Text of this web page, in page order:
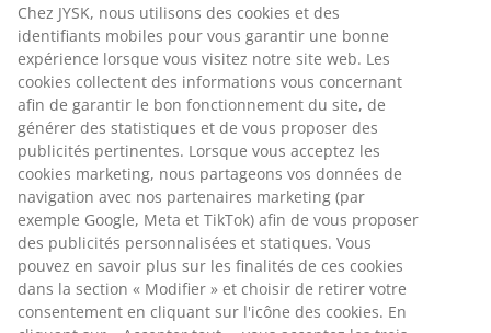
Chez JYSK, nous utilisons des cookies et des
identifiants mobiles pour vous garantir une bonne
expérience lorsque vous visitez notre site web. Les
cookies collectent des informations vous concernant
afin de garantir le bon fonctionnement du site, de
générer des statistiques et de vous proposer des
publicités pertinentes. Lorsque vous acceptez les
cookies marketing, nous partageons vos données de
navigation avec nos partenaires marketing (par
exemple Google, Meta et TikTok) afin de vous proposer
des publicités personnalisées et statiques. Vous
pouvez en savoir plus sur les finalités de ces cookies
dans la section « Modifier » et choisir de retirer votre
consentement en cliquant sur l'icône des cookies. En